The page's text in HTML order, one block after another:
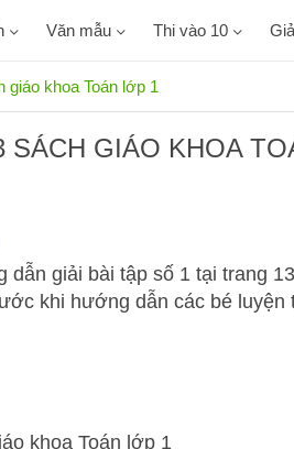
Văn mẫu Thi vào 10
giáo khoa Toán lớp 1
GIÁO KHOA
giải bài tập số 1 tại trang
khi hướng dẫn các bé luyện